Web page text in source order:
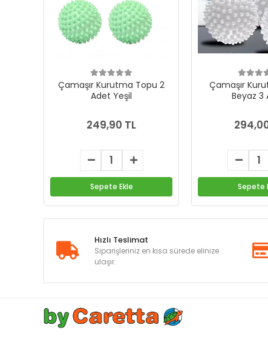
Çamaşır Kurutma Topu 2
Adet Yeşil
249,90 TL
Sepete Ekle
Çamaşır
Beyaz 3
Sepete
Hızlı Teslimat
Siparişleriniz en kısa sürede elinize
ulaşır.